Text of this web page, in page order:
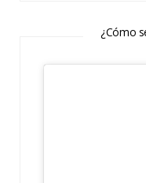
¿Cómo